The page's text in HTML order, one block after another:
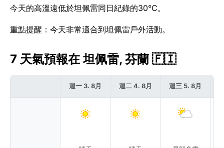
今天的高溫遠低於坦佩雷同日紀錄的30°C。
重點提醒：今天非常適合到坦佩雷戶外活動。
7 天氣預報在 坦佩雷, 芬蘭 🇫🇮
週一 3. 8月 週二 4. 8月 週三 5. 8月